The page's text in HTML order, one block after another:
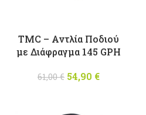
TMC – Αντλία Ποδιού
με Διάφραγμα 145 GPH
61,00€
Original
54,90 €